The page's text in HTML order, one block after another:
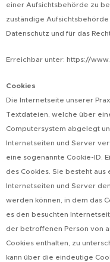
einer Aufsichtsbehörde zu
zuständige
Datenschutz und für das
Erreichbar unter: https://
Cookies
Die Internetseite unserer
Textdateien, welche über
Computersystem abgelegt
Internetseiten und Server
eine sogenannte Cookie-ID.
des Cookies. Sie besteht
Internetseiten und Server
werden können, in dem das
es den besuchten
der betroffenen Person von
Cookies enthalten, zu
kann über die eindeutige